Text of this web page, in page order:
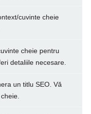
cuvinte cheie
cheie pentru
detaliile necesare.
un titlu SEO. Vă